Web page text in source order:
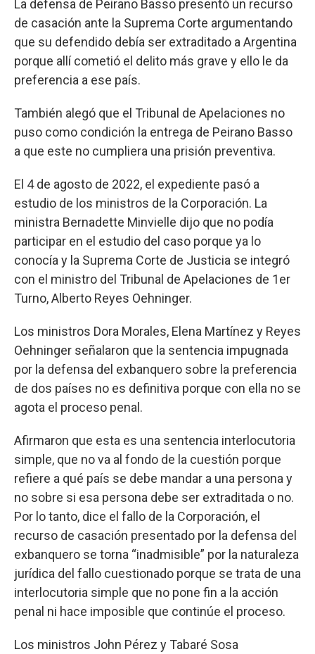
La defensa de Peirano Basso presentó un recurso
de casación ante la Suprema Corte argumentando
que su defendido debía ser extraditado a Argentina
porque allí cometió el delito más grave y ello le da
preferencia a ese país.
También alegó que el Tribunal de Apelaciones no
puso como condición la entrega de Peirano Basso
a que este no cumpliera una prisión preventiva.
El 4 de agosto de 2022, el expediente pasó a
estudio de los ministros de la Corporación. La
ministra Bernadette Minvielle dijo que no podía
participar en el estudio del caso porque ya lo
conocía y la Suprema Corte de Justicia se integró
con el ministro del Tribunal de Apelaciones de 1er
Turno, Alberto Reyes Oehninger.
Los ministros Dora Morales, Elena Martínez y Reyes
Oehninger señalaron que la sentencia impugnada
por la defensa del exbanquero sobre la preferencia
de dos países no es definitiva porque con ella no se
agota el proceso penal.
Afirmaron que esta es una sentencia interlocutoria
simple, que no va al fondo de la cuestión porque
refiere a qué país se debe mandar a una persona y
no sobre si esa persona debe ser extraditada o no.
Por lo tanto, dice el fallo de la Corporación, el
recurso de casación presentado por la defensa del
exbanquero se torna “inadmisible” por la naturaleza
jurídica del fallo cuestionado porque se trata de una
interlocutoria simple que no pone fin a la acción
penal ni hace imposible que continúe el proceso.
Los ministros John Pérez y Tabaré Sosa